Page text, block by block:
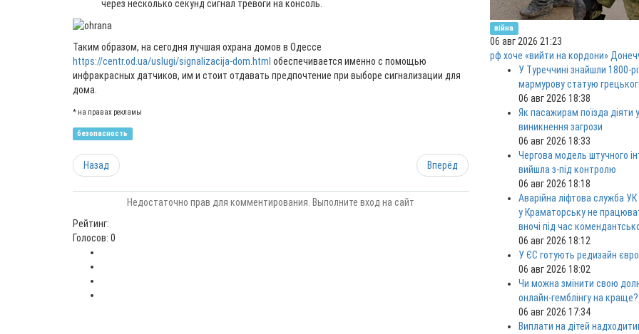
через несколько секунд сигнал тревоги на консоль.
Таким образом, на сегодня лучшая охрана домов в Одессе
https://centr.od.ua/uslugi/signalizacija-dom.html обеспечивается именно с помощью
инфракрасных датчиков, им и стоит отдавать предпочтение при выборе сигнализации для
дома.
* на правах рекламы
безопасность
Назад Вперёд
Недостаточно прав для комментирования. Выполните вход на сайт
Рейтинг:
Голосов: 0
війна
06 авг 2026 21:23
рф хоче «вийти на кордони»
У Туреччині знайшли 1800-
мармурову статую
06 авг 2026 18:38
Як пасажирам поїзда діяти у
виникнення загрози
06 авг 2026 18:33
Чергова модель штучного
вийшла з-під контролю
06 авг 2026 18:18
Аварійна ліфтова служба УК
у Краматорську не
вночі під час
06 авг 2026 18:12
У ЄС готують редизайн євро
06 авг 2026 18:02
Чи можна змінити свою
онлайн-гемблінгу на краще?
06 авг 2026 17:34
Виплати на дітей